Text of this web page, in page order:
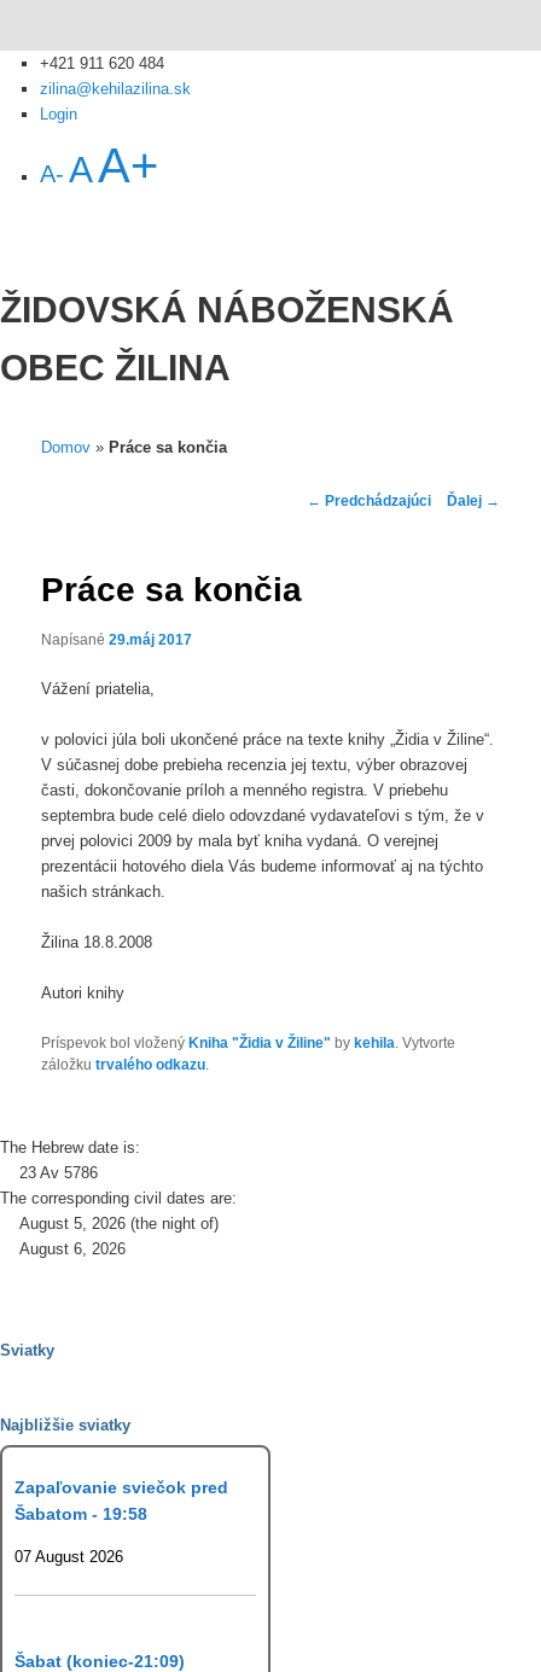
+421 911 620 484
zilina@kehilazilina.sk
Login
A- AA+
ŽIDOVSKÁ NÁBOŽENSKÁ
OBEC ŽILINA
Domov » Práce sa končia
Navigácia
← Predchádzajúci Ďalej →
Práce sa končia
Napísané29.máj 2017
Vážení priatelia,
v polovici júla boli ukončené práce na texte knihy „Židia v Žiline“.
V súčasnej dobe prebieha recenzia jej textu, výber obrazovej
časti, dokončovanie príloh a menného registra. V priebehu
septembra bude celé dielo odovzdané vydavateľovi s tým, že v
prvej polovici 2009 by mala byť kniha vydaná. O verejnej
prezentácii hotového diela Vás budeme informovať aj na týchto
našich stránkach.
Žilina 18.8.2008
Autori knihy
Príspevok bol vloženýKniha "Židia v Žiline" bykehila . Vytvorte
záložkutrvalého odkazu
The Hebrew date is:
23 Av 5786
The corresponding civil dates are:
August 5, 2026 (the night of)
August 6, 2026
Sviatky
Najbližšie sviatky
Zapaľovanie sviečok pred
Šabatom - 19:58
07 August 2026
Šabat (koniec-21:09)